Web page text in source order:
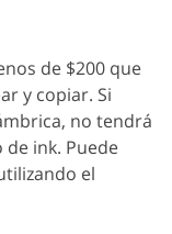
de $200 que
y copiar. Si
no tendrá
ink. Puede
el